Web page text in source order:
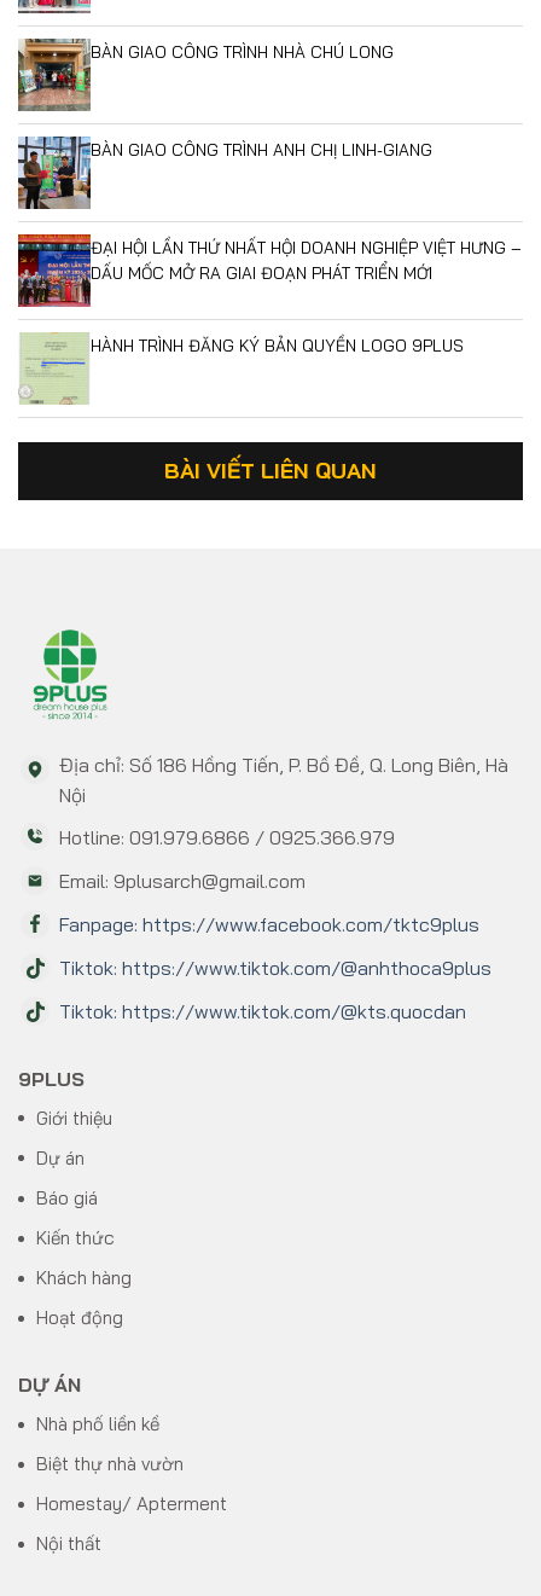
BÀN GIAO CÔNG TRÌNH NHÀ CHÚ LONG
BÀN GIAO CÔNG TRÌNH ANH CHỊ LINH-GIANG
ĐẠI HỘI LẦN THỨ NHẤT HỘI DOANH NGHIỆP VIỆT HƯNG –
DẤU MỐC MỞ RA GIAI ĐOẠN PHÁT TRIỂN MỚI
HÀNH TRÌNH ĐĂNG KÝ BẢN QUYỀN LOGO 9PLUS
BÀI VIẾT LIÊN QUAN
Địa chỉ: Số 186 Hồng Tiến, P. Bồ Đề, Q. Long Biên, Hà
Nội
Hotline: 091.979.6866 / 0925.366.979
Email: 9plusarch@gmail.com
Fanpage: https://www.facebook.com/tktc9plus
Tiktok: https://www.tiktok.com/@anhthoca9plus
Tiktok: https://www.tiktok.com/@kts.quocdan
9PLUS
Giới thiệu
Dự án
Báo giá
Kiến thức
Khách hàng
Hoạt động
DỰ ÁN
Nhà phố liền kề
Biệt thự nhà vườn
Homestay/ Apterment
Nội thất